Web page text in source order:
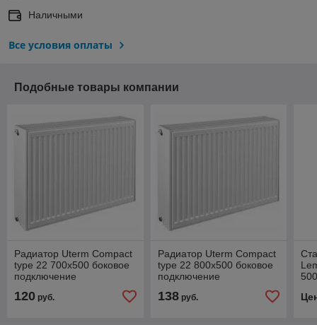
Наличными
Все условия оплаты
Подобные товары компании
Радиатор Uterm Compact
type 22 700x500 боковое
подключение
120 руб.
Радиатор Uterm Compact
type 22 800x500 боковое
подключение
138руб.